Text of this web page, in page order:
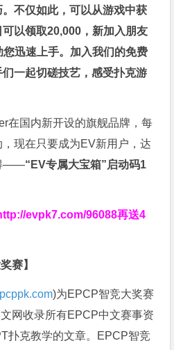
不仅如此，可以从游戏中获
以领取20,000，新加入朋友
迅速上手。 加入我们的免费
一起切磋技艺，感受扑克游
在国内新开设的旗舰品牌，每
现在只要成为EV新用户，达
——“EV专属大宝箱”启动码1
evpk7.com/96088再送4
赛】
)为EPCP智竞大奖赛
网收录所有EPCP中文赛事资
扑克教学的文章。EPCP智竞